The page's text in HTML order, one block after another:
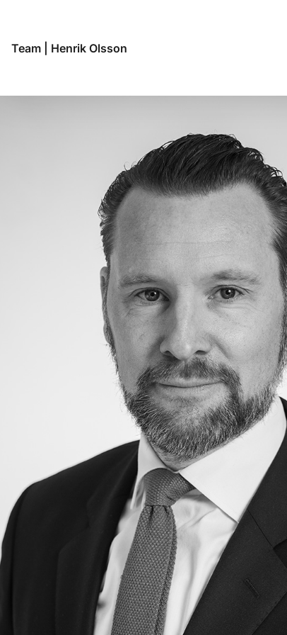
Team Henrik Olsson